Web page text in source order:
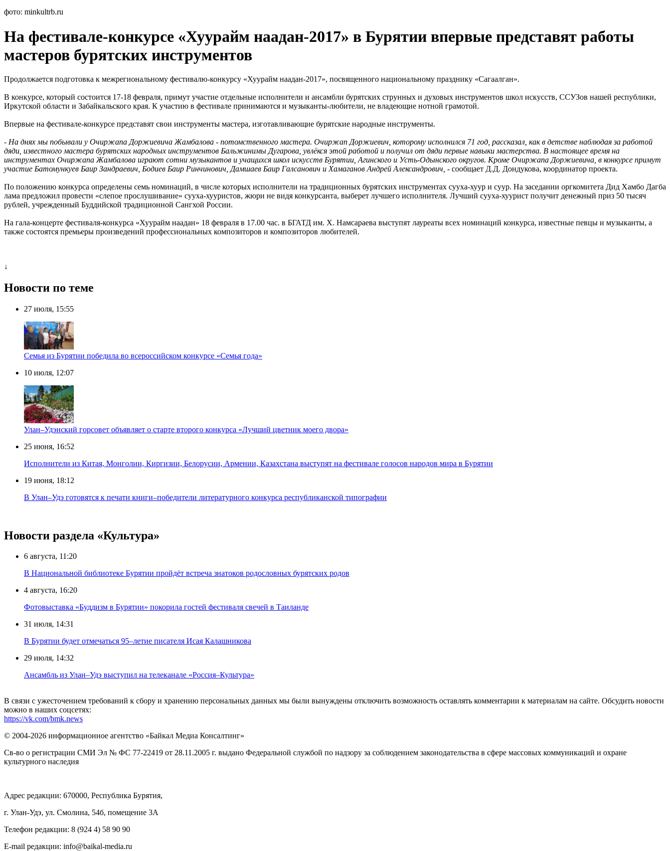
фото: minkultrb.ru
На фестивале-конкурсе «Хуурайм наадан-2017» в Бурятии впервые представят работы
мастеров бурятских инструментов
Продолжается подготовка к межрегиональному фестивалю-конкурсу «Хуурайм наадан-2017», посвященного национальному празднику «Сагаалган».
В конкурсе, который состоится 17-18 февраля, примут участие отдельные исполнители и ансамбли бурятских струнных и духовых инструментов школ искусств, ССУЗов нашей республики,
Иркутской области и Забайкальского края. К участию в фестивале принимаются и музыканты-любители, не владеющие нотной грамотой.
Впервые на фестивале-конкурсе представят свои инструменты мастера, изготавливающие бурятские народные инструменты.
- На днях мы побывали у Очиржапа Доржиевича Жамбалова - потомственного мастера. Очиржап Доржиевич, которому исполнился 71 год, рассказал, как в детстве наблюдая за работой
дяди, известного мастера бурятских народных инструментов Бальжинимы Дугарова, увлёкся этой работой и получил от дяди первые навыки мастерства. В настоящее время на
инструментах Очиржапа Жамбалова играют сотни музыкантов и учащихся школ искусств Бурятии, Агинского и Усть-Одынского округов. Кроме Очиржапа Доржиевича, в конкурсе примут
участие Батомункуев Баир Зандраевич, Бодиев Баир Ринчинович, Дамшаев Баир Галсанович и Хамаганов Андрей Александрович, - сообщает Д.Д. Дондукова, координатор проекта.
По положению конкурса определены семь номинаций, в числе которых исполнители на традиционных бурятских инструментах сууха-хуур и суур. На заседании оргкомитета Дид Хамбо Дагба
лама предложил провести «слепое прослушивание» сууха-хууристов, жюри не видя конкурсанта, выберет лучшего исполнителя. Лучший сууха-хуурист получит денежный приз 50 тысяч
рублей, учрежденный Буддийской традиционной Сангхой России.
На гала-концерте фестиваля-конкурса «Хуурайм наадан» 18 февраля в 17.00 час. в БГАТД им. Х. Намсараева выступят лауреаты всех номинаций конкурса, известные певцы и музыканты, а
также состоятся премьеры произведений профессиональных композиторов и композиторов любителей.
↓
Новости по теме
27 июля, 15:55
Семья из Бурятии победила во всероссийском конкурсе «Семья года»
10 июля, 12:07
Улан–Удэнский горсовет объявляет о старте второго конкурса «Лучший цветник моего двора»
25 июня, 16:52
Исполнители из Китая, Монголии, Киргизии, Белорусии, Армении, Казахстана выступят на фестивале голосов народов мира в Бурятии
19 июня, 18:12
В Улан–Удэ готовятся к печати книги–победители литературного конкурса республиканской типографии
Новости раздела «Культура»
6 августа, 11:20
В Национальной библиотеке Бурятии пройдёт встреча знатоков родословных бурятских родов
4 августа, 16:20
Фотовыставка «Буддизм в Бурятии» покорила гостей фестиваля свечей в Таиланде
31 июля, 14:31
В Бурятии будет отмечаться 95–летие писателя Исая Калашникова
29 июля, 14:32
Ансамбль из Улан–Удэ выступил на телеканале «Россия–Культура»
В связи с ужесточением требований к сбору и хранению персональных данных мы были вынуждены отключить возможность оставлять комментарии к материалам на сайте. Обсудить новости
можно в наших соцсетях:
https://vk.com/bmk.news
© 2004-2026 информационное агентство «Байкал Медиа Консалтинг»
Св-во о регистрации СМИ Эл № ФС 77-22419 от 28.11.2005 г. выдано Федеральной службой по надзору за соблюдением законодательства в сфере массовых коммуникаций и охране
культурного наследия
Адрес редакции: 670000, Республика Бурятия,
г. Улан-Удэ, ул. Смолина, 54б, помещение 3А
Телефон редакции: ‎‎8 (924 4) 58 90 90
E-mail редакции: info@baikal-media.ru